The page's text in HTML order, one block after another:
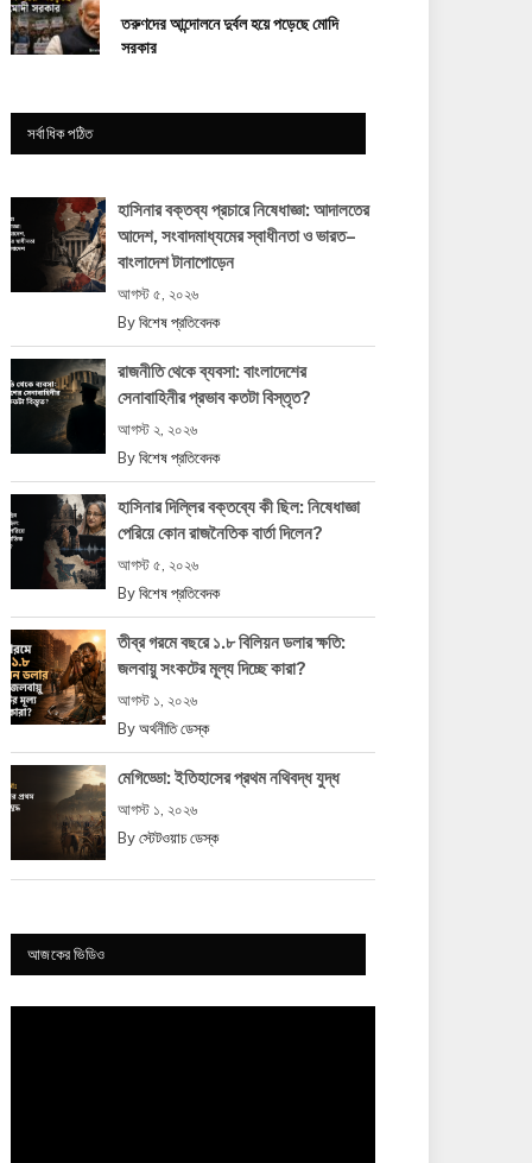
তরুণদের আন্দোলনে দুর্বল হয়ে পড়েছে মোদি
সরকার
সর্বাধিক পঠিত
হাসিনার বক্তব্য প্রচারে নিষেধাজ্ঞা: আদালতের
আদেশ, সংবাদমাধ্যমের স্বাধীনতা ও ভারত–
বাংলাদেশ টানাপোড়েন
আগস্ট ৫, ২০২৬
By বিশেষ প্রতিবেদক
রাজনীতি থেকে ব্যবসা: বাংলাদেশের
সেনাবাহিনীর প্রভাব কতটা বিস্তৃত?
আগস্ট ২, ২০২৬
By বিশেষ প্রতিবেদক
হাসিনার দিল্লির বক্তব্যে কী ছিল: নিষেধাজ্ঞা
পেরিয়ে কোন রাজনৈতিক বার্তা দিলেন?
আগস্ট ৫, ২০২৬
By বিশেষ প্রতিবেদক
তীব্র গরমে বছরে ১.৮ বিলিয়ন ডলার ক্ষতি:
জলবায়ু সংকটের মূল্য দিচ্ছে কারা?
আগস্ট ১, ২০২৬
By অর্থনীতি ডেস্ক
মেগিড্ডো: ইতিহাসের প্রথম নথিবদ্ধ যুদ্ধ
আগস্ট ১, ২০২৬
By স্টেটওয়াচ ডেস্ক
আজকের ভিডিও